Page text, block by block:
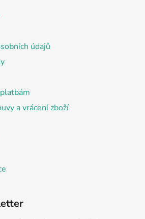
údajů
a vrácení zboží